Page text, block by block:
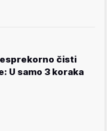
čisti
U samo 3 koraka